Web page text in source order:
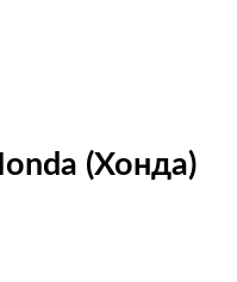
(Хонда)